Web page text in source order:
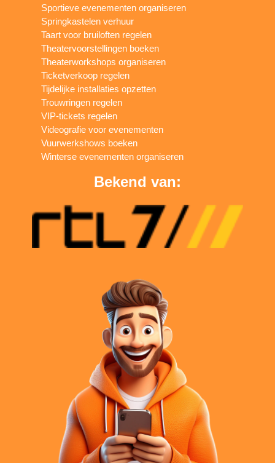
Sportieve evenementen organiseren
Springkastelen verhuur
Taart voor bruiloften regelen
Theatervoorstellingen boeken
Theaterworkshops organiseren
Ticketverkoop regelen
Tijdelijke installaties opzetten
Trouwringen regelen
VIP-tickets regelen
Videografie voor evenementen
Vuurwerkshows boeken
Winterse evenementen organiseren
Bekend van: